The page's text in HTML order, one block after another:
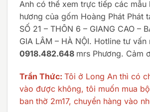
Anh có thể xem trực tiếp các
hương của gốm Hoàng Phát Phát
SỐ 21 – THÔN 6 – GIANG CAO –
GIA LÂM – HÀ NỘI. Hotline tư vấn
0918.482.648 mrs Phương. Cảm
Trần Thức: Tôi ở Long An thì có
vào được không, tôi muốn mua
ban thờ 2m17, chuyển hàng vào